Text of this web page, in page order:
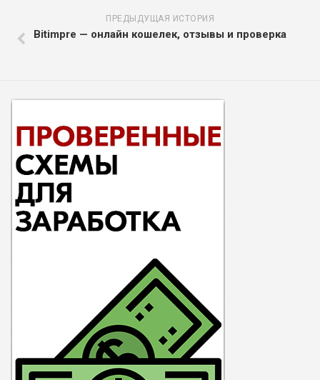
ПРЕДЫДУЩАЯ ИСТОРИЯ
Bitimpre — онлайн кошелек, отзывы и проверка